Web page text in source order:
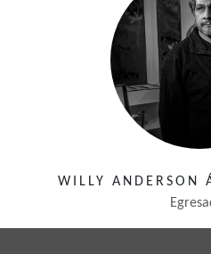
WILLY ANDERSON